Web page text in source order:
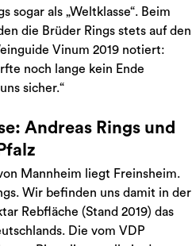
sogar als „Weltklasse“. Beim
die Brüder Rings stets auf den
Vinum 2019 notiert:
noch lange kein Ende
sicher.“
Andreas Rings und
Mannheim liegt Freinsheim.
Wir befinden uns damit in der
Rebfläche (Stand 2019) das
Die vom VDP